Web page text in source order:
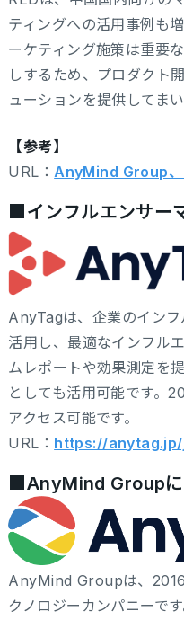
ティングへの活用事例も
ーケティング施策は重要
しするため、プロダクト
ューションを提供してまい
【参考】
URL： AnyMind Group、
■インフルエンサー
AnyTagは、企業のイン
活用し、最適なインフル
ムレポートや効果測定を
としても活用可能です。
アクセス可能です。
URL： https://
■AnyMind Group
AnyMind Groupは、2016
クノロジーカンパニーで